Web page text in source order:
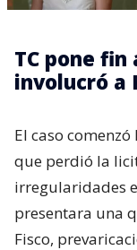
TC pone
involucró a
El caso
que perdió la
irregularidades
presentara una
Fisco,